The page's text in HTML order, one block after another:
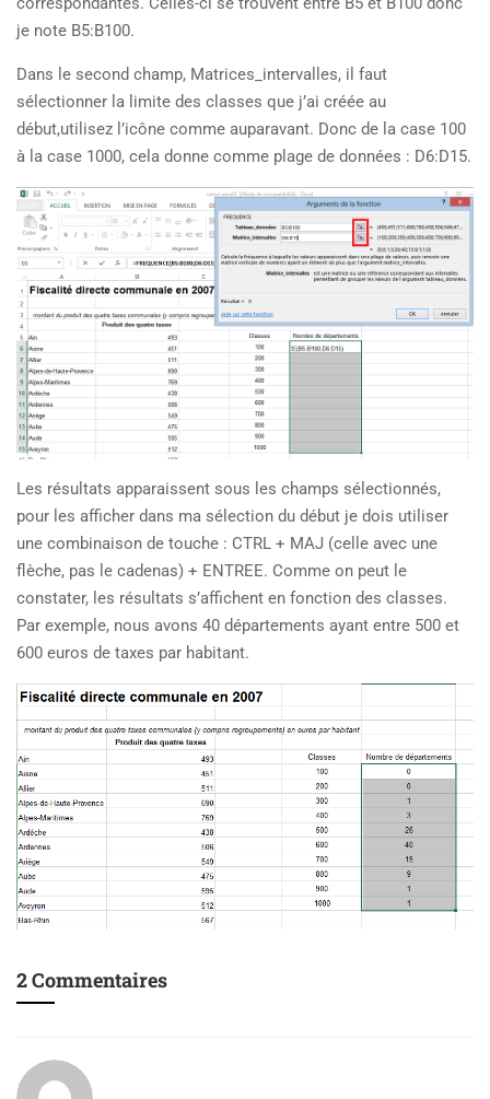
je note B5:B100.
Dans le second champ, Matrices_intervalles, il faut
sélectionner la limite des classes que j’ai créée au
début,utilisez l’icône comme auparavant. Donc de la case 100
à la case 1000, cela donne comme plage de données : D6:D15.
Les résultats apparaissent sous les champs sélectionnés,
pour les afficher dans ma sélection du début je dois utiliser
une combinaison de touche : CTRL + MAJ (celle avec une
flèche, pas le cadenas) + ENTREE. Comme on peut le
constater, les résultats s’affichent en fonction des classes.
Par exemple, nous avons 40 départements ayant entre 500 et
600 euros de taxes par habitant.
2 Commentaires